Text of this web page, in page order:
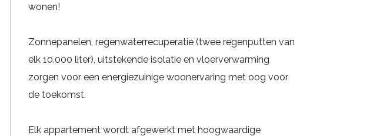
wonen!
Zonnepanelen, regenwaterrecuperatie (twee regenputten van
elk 10.000 liter), uitstekende isolatie en vloerverwarming
zorgen voor een energiezuinige woonervaring met oog voor
de toekomst.
Elk appartement wordt afgewerkt met hoogwaardige